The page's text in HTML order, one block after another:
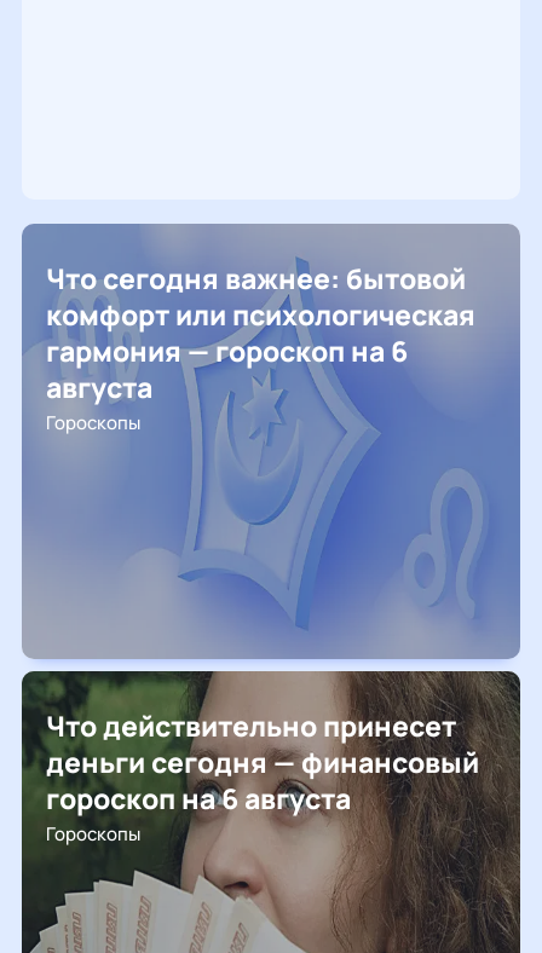
Что сегодня важнее: бытовой
комфорт или психологическая
гармония — гороскоп на 6
августа
Гороскопы
Что действительно принесет
деньги сегодня — финансовый
гороскоп на 6 августа
Гороскопы